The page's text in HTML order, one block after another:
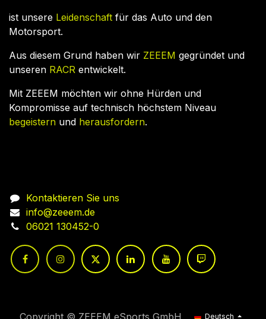
ist unsere Leidenschaft für das Auto und den
Motorsport.
Aus diesem Grund haben wir ZEEEM gegründet und
unseren RACR entwickelt.
Mit ZEEEM möchten wir ohne Hürden und
Kompromisse auf technisch höchstem Niveau
begeistern und herausfordern.
Kontaktieren Sie uns
info@zeeem.de
06021 130452-0
Copyright © ZEEEM eSports GmbH Deutsch